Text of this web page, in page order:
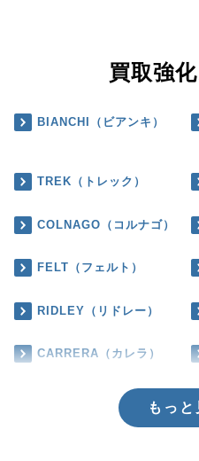
買取強
BIANCHI（ビアンキ）
TREK（トレック）
COLNAGO（コルナゴ）
FELT（フェルト）
RIDLEY（リドレー）
CARRERA（カレラ）
もっと